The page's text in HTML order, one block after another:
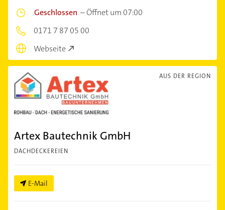
Geschlossen –Öffnet um 07:00
0171 7 87 05 00
Webseite
AUS DER REGION
Artex Bautechnik GmbH
DACHDECKEREIEN
E-Mail